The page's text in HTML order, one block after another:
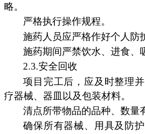
略。
严格执行操作规程。
施药人员应严格作好个人防
施药期间严禁饮水、进食、
2.3.安全回收
项目完工后，应及时整理
疗器械、器皿以及包装材料。
清点所带物品的品种、数量
确保所有器械、用具及防